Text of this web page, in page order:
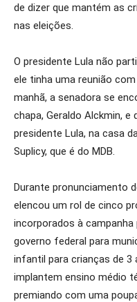
de dizer que mantém as
nas eleições.
O presidente Lula não
ele tinha uma reunião
manhã, a senadora se
chapa, Geraldo Alckmin,
presidente Lula, na casa
Suplicy, que é do MDB.
Durante pronunciamento
elencou um rol de cinco
incorporados à
governo federal para
infantil para crianças de 3
implantem ensino médio
premiando com uma